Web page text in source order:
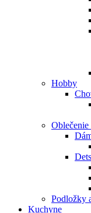
Hobby
Oblečenie
Podložky
Kuchyne